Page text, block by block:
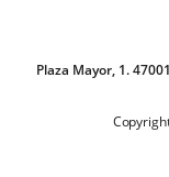
Plaza Mayor, 1.